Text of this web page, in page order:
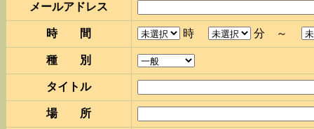
メールアドレス
時 間 時 分 ～
種 別
タイトル
場 所